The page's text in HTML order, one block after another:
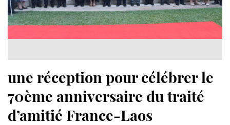
une réception pour célébrer le
70ème anniversaire du traité
d’amitié France-Laos